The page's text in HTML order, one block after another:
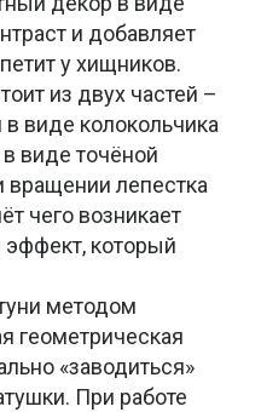
и добавляет
у хищников.
из двух частей –
виде колокольчика
виде точёной
вращении лепестка
чего возникает
эффект, который
методом
геометрическая
«заводиться»
При работе